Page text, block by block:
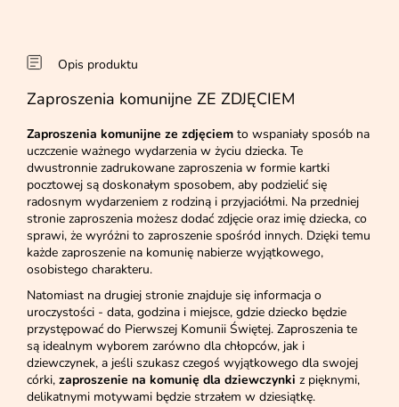
Opis produktu
Zaproszenia komunijne ZE ZDJĘCIEM
Zaproszenia komunijne ze zdjęciem to wspaniały sposób na
uczczenie ważnego wydarzenia w życiu dziecka. Te
dwustronnie zadrukowane zaproszenia w formie kartki
pocztowej są doskonałym sposobem, aby podzielić się
radosnym wydarzeniem z rodziną i przyjaciółmi. Na przedniej
stronie zaproszenia możesz dodać zdjęcie oraz imię dziecka, co
sprawi, że wyróżni to zaproszenie spośród innych. Dzięki temu
każde zaproszenie na komunię nabierze wyjątkowego,
osobistego charakteru.
Natomiast na drugiej stronie znajduje się informacja o
uroczystości - data, godzina i miejsce, gdzie dziecko będzie
przystępować do Pierwszej Komunii Świętej. Zaproszenia te
są idealnym wyborem zarówno dla chłopców, jak i
dziewczynek, a jeśli szukasz czegoś wyjątkowego dla swojej
córki, zaproszenie na komunię dla dziewczynki z pięknymi,
delikatnymi motywami będzie strzałem w dziesiątkę.